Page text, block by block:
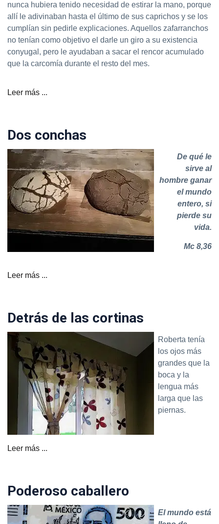
nunca hubiera tenido necesidad de estirar la mano, porque
allí le adivinaban hasta el último de sus caprichos y se los
cumplían sin pedirle explicaciones. Aquellos zafarranchos
no tenían como objetivo el darle un giro a su existencia
conyugal, pero le ayudaban a sacar el rencor acumulado
que la carcomía durante el resto del mes.
Leer más ...
Dos conchas
De qué le
sirve al
hombre ganar
el mundo
entero, si
pierde su
vida.
Mc 8,36
Leer más ...
Detrás de las cortinas
Roberta tenía
los ojos más
grandes que la
boca y la
lengua más
larga que las
piernas.
Leer más ...
Poderoso caballero
El mundo está